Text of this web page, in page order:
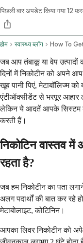
पिछली बार अपडेट किया गया12
होम स्वास्थ्य ब्लॉग
जब आप तंबाकू या वेप उत्पादों
दिनों में निकोटीन को अपने
खूब पानी पिएं, मेटाबॉलिज्म
एंटीऑक्सीडेंट से भरपूर आहार
लेकिन ये आदतें आपके सिस्टम
करती हैं।
निकोटिन वास्तव
रहता है?
जब हम निकोटीन का पता
अलग पदार्थों की बात कर रहे
मेटाबोलाइट, कोटिनिन।
आपका लिवर निकोटीन को